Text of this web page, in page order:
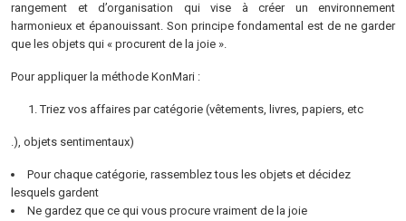
rangement et d’organisation qui vise à créer un environnement
harmonieux et épanouissant. Son principe fondamental est de ne garder
que les objets qui « procurent de la joie ».
Pour appliquer la méthode KonMari :
Triez vos affaires par catégorie (vêtements, livres, papiers, etc
.), objets sentimentaux)
Pour chaque catégorie, rassemblez tous les objets et décidez
lesquels gardent
Ne gardez que ce qui vous procure vraiment de la joie